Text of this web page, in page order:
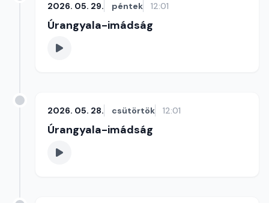
2026. 05. 29. péntek 12:01
Úrangyala-imádság
2026. 05. 28. csütörtök 12:01
Úrangyala-imádság